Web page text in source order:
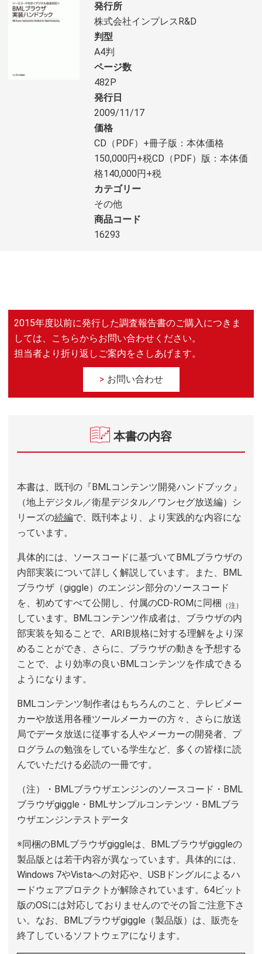
発行所
株式会社インプレスR&D
判型
A4判
ページ数
482P
発行日
2009/11/17
価格
CD（PDF）+冊子版：本体価格
150,000円+税CD（PDF）版：本体価
格140,000円+税
カテゴリー
その他
商品コード
16293
2015年度以前に発行した調査報告書のご購入につきま
しては、こちらからお問い合わせください。
担当者より折り返しご案内をさしあげます。
お問い合わせ
本書の内容
本書は、既刊の『BMLコンテンツ開発ハンドブック』
（地上デジタル／衛星デジタル／ワンセグ放送編）シ
リーズの続編で、既刊本より、より実践的な内容にな
っています。
具体的には、ソースコードに基づいてBMLブラウザの
内部実装について詳しく解説しています。また、BML
ブラウザ（giggle）のエンジン部分のソースコード
を、初めてすべて公開し、付属のCD-ROMに同梱
（注）
しています。BMLコンテンツ作成者は、ブラウザの内
部実装を知ることで、ARIB規格に対する理解をより深
めることができ、さらに、ブラウザの動きを予想する
ことで、より効率の良いBMLコンテンツを作成できる
ようになります。
BMLコンテンツ制作者はもちろんのこと、テレビメー
カーや放送用各種ツールメーカーの方々、さらに放送
局でデータ放送に従事する人やメーカーの開発者、プ
ログラムの勉強をしている学生など、多くの皆様に読
んでいただける必読の一冊です。
（注）・BMLブラウザエンジンのソースコード・BML
ブラウザgiggle・BMLサンプルコンテンツ・BMLブラ
ウザエンジンテストデータ
※同梱のBMLブラウザgiggleは、BMLブラウザgiggleの
製品版とは若干内容が異なっています。具体的には、
Windows 7やVistaへの対応や、USBドングルによるハ
ードウェアプロテクトが解除されています。64ビット
版のOSには対応しておりませんのでその旨ご注意下さ
い。なお、BMLブラウザgiggle（製品版）は、販売を
終了しているソフトウェアになります。